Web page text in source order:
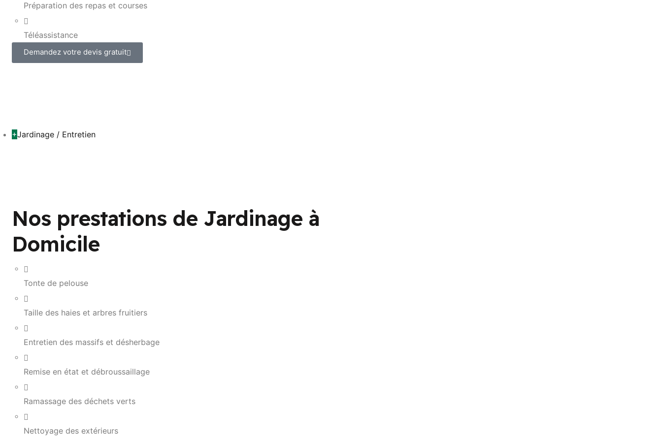
Préparation des repas et courses
Téléassistance
Demandez votre devis gratuit
+Jardinage / Entretien
Nos prestations de Jardinage à
Domicile
Tonte de pelouse
Taille des haies et arbres fruitiers
Entretien des massifs et désherbage
Remise en état et débroussaillage
Ramassage des déchets verts
Nettoyage des extérieurs